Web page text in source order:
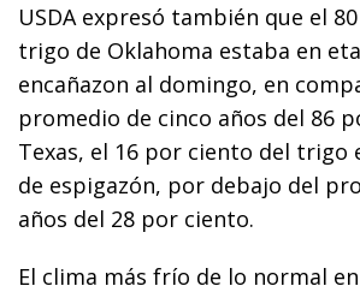
USDA expresó también que el
trigo de Oklahoma estaba en
encañazon al domingo, en
promedio de cinco años del 86
Texas, el 16 por ciento del trigo
de espigazón, por debajo del
años del 28 por ciento.
El clima más frío de lo normal